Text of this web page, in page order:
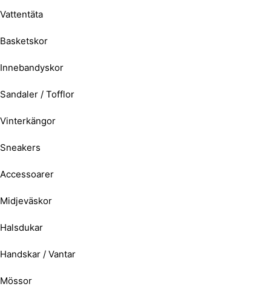
Vattentäta
Basketskor
Innebandyskor
Sandaler / Tofflor
Vinterkängor
Sneakers
Accessoarer
Midjeväskor
Halsdukar
Handskar / Vantar
Mössor